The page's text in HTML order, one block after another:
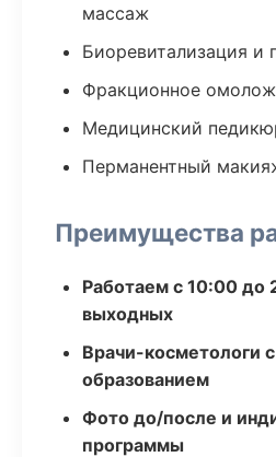
массаж
Биоревитализация и
Фракционное
Медицинский
Перманентный
Преимущества
Работаем с 10:00 до
выходных
Врачи-косметологи
образованием
Фото до/после и
программы